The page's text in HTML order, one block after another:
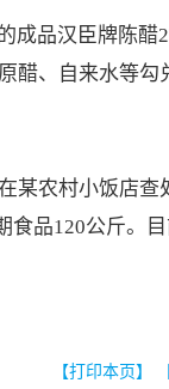
品汉臣牌陈醋
醋、自来水等勾
农村小饭店查
食品120公斤。
【打印本页】